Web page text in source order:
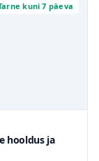
kuni 7 päeva
hooldus ja